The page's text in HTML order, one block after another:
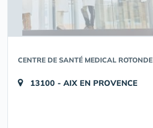
CENTRE DE SANTÉ MEDICAL ROTONDE
13100 - AIX EN PROVENCE